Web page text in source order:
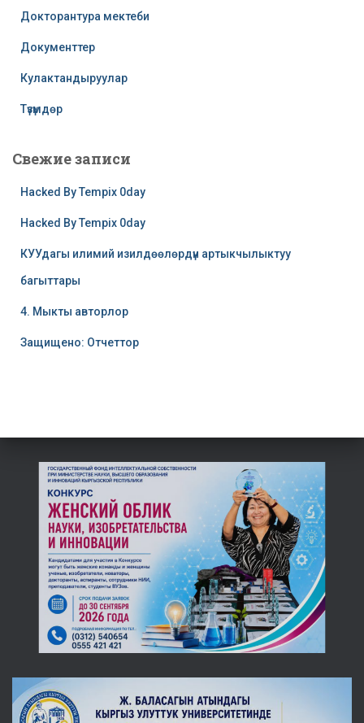
Докторантура мектеби
Документтер
Кулактандыруулар
Түзүмдөр
Свежие записи
Hacked By Tempix 0day
Hacked By Tempix 0day
КУУдагы илимий изилдөөлөрдүн артыкчылыктуу
багыттары
4. Мыкты авторлор
Защищено: Отчеттор